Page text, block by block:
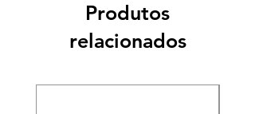
Produtos
relacionados